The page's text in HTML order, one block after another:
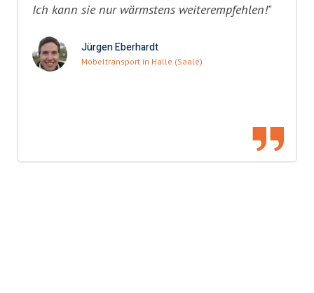
Ich kann sie nur wärmstens weiterempfehlen!"
Jürgen Eberhardt
Möbeltransport in Halle (Saale)